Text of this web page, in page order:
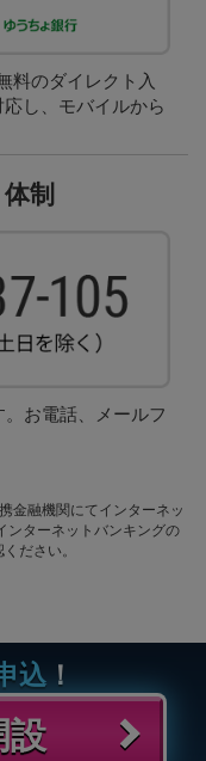
料のダイレクト入
し、モバイルから
制
お電話、メールフ
金融機関にてインターネッ
ンターネットバンキングの
ださい。
込！
設